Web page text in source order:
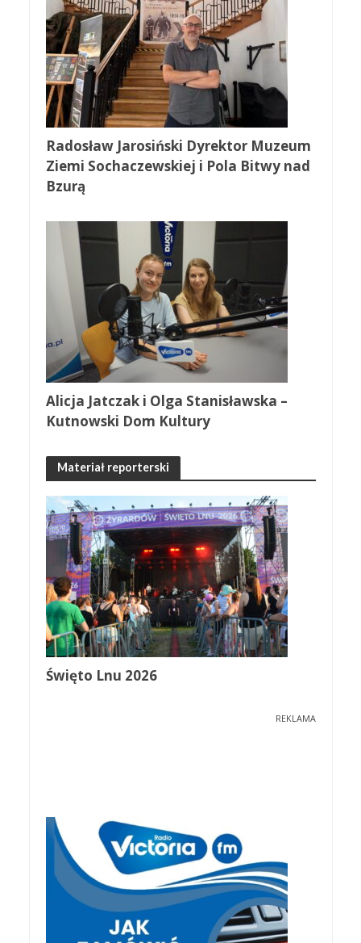
Radosław Jarosiński Dyrektor Muzeum
Ziemi Sochaczewskiej i Pola Bitwy nad
Bzurą
Alicja Jatczak i Olga Stanisławska –
Kutnowski Dom Kultury
Materiał reporterski
Święto Lnu 2026
REKLAMA